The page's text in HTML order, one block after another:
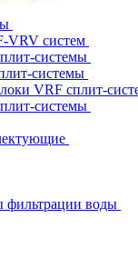
VRV систем
системы
системы
VRF сплит-
системы
фильтрации воды